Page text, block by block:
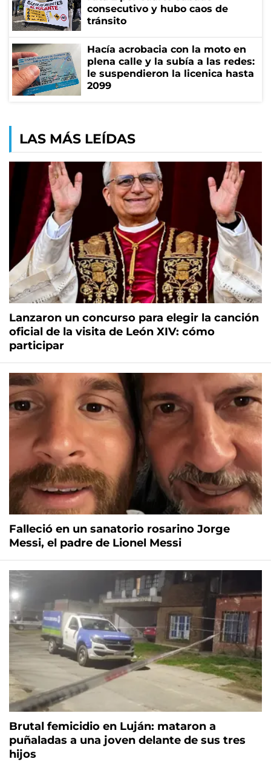
consecutivo y hubo caos de
tránsito
Hacía acrobacia con la moto en
plena calle y la subía a las redes:
le suspendieron la licenica hasta
2099
LAS MÁS LEÍDAS
Lanzaron un concurso para elegir la canción
oficial de la visita de León XIV: cómo
participar
Falleció en un sanatorio rosarino Jorge
Messi, el padre de Lionel Messi
Brutal femicidio en Luján: mataron a
puñaladas a una joven delante de sus tres
hijos